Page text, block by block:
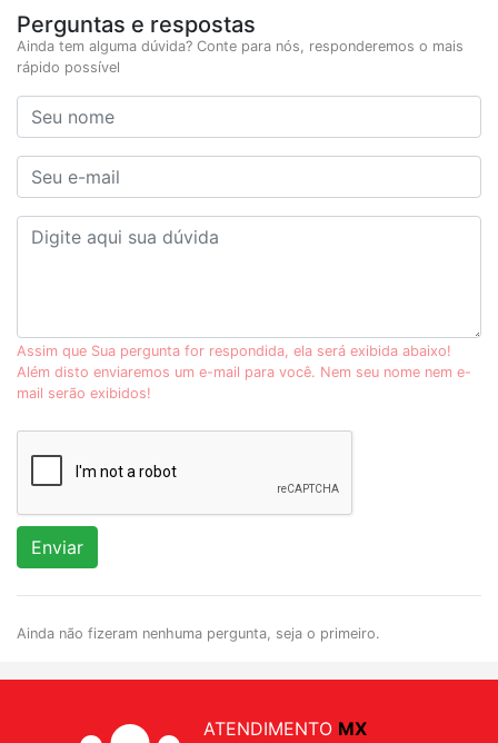
Perguntas e respostas
Ainda tem alguma dúvida? Conte para nós, responderemos o mais
rápido possível
Assim que Sua pergunta for respondida, ela será exibida abaixo!
Além disto enviaremos um e-mail para você. Nem seu nome nem e-
mail serão exibidos!
Enviar
Ainda não fizeram nenhuma pergunta, seja o primeiro.
ATENDIMENTO MX